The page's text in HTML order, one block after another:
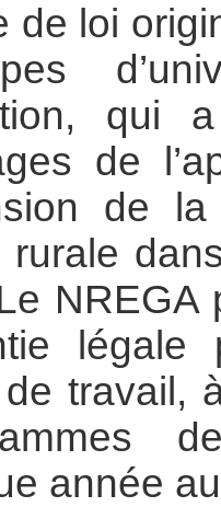
de loi
qui
de
de
rurale
NREGA
travail,
année